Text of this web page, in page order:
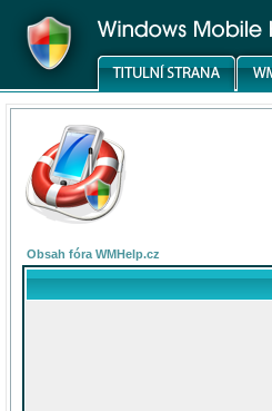
Obsah fóra WMHelp.cz